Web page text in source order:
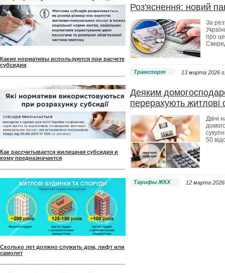
Какие нормативы используются при расчете
субсидии
Как рассчитывается жилищная субсидия и
кому предназначается
Сколько лет должно служить дом, лифт или
самолет
Роз'яснення: новий
За
про
Транспорт 13 марта 2026
Деяким
перерахують житлові
Двічі
50
Тарифы ЖКХ 12 марта 2026